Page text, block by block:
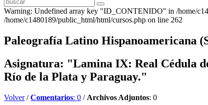
Warning: Undefined array key "ID_CONTENIDO" in /home/
/home/c1480189/public_html/html/cursos.php on line 262
Paleografía Latino Hispanoamericana
Asignatura: "Lamina IX: Real Cédula
Río de la Plata y Paraguay."
Volver/Comentarios: 0 / Archivos Adjuntos: 0